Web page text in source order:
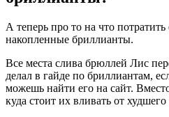
А теперь про то на что
накопленные бриллианты.
Все места слива брюллей Лис
делал в гайде по бриллиантам,
можешь найти его на сайт.
куда стоит их вливать от